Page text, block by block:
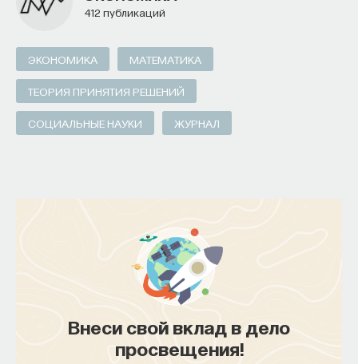
412 публикаций
ЭКОНОМИКА МАТЕМАТИКА
ТЕОРИЯ ПРИНЯТИЯ РЕШЕНИЙ
СОЦИАЛЬНЫЕ НАУКИ ЖУРНАЛ
Внеси свой вклад в дело
просвещения!